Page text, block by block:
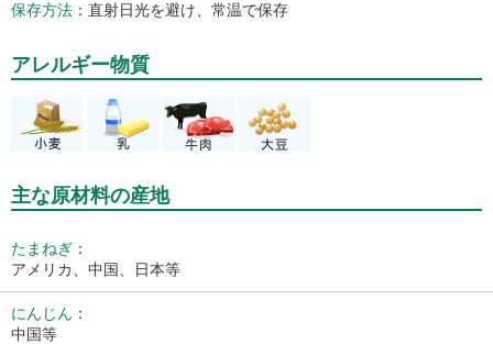
保存方法
直射日光を避け、常温で保存
アレルギー物質
主な原材料の産地
たまねぎ ：
アメリカ、中国、日本等
にんじん ：
中国等